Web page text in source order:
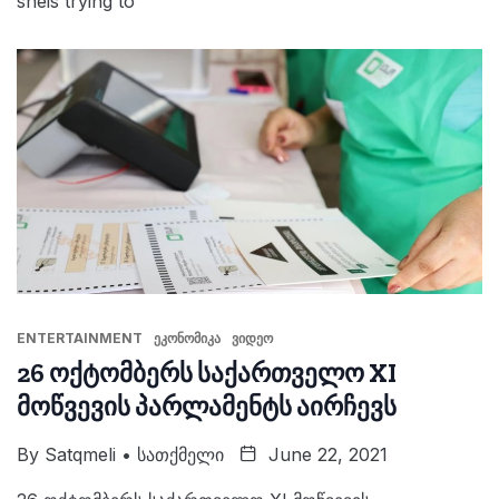
ENTERTAINMENT ᲔᲙᲝᲜᲝᲛᲘᲙᲐ ᲕᲘᲓᲔᲝ
26 ოქტომბერს საქართველო XI
მოწვევის პარლამენტს აირჩევს
By Satqmeli • Სათქმელი June 22, 2021